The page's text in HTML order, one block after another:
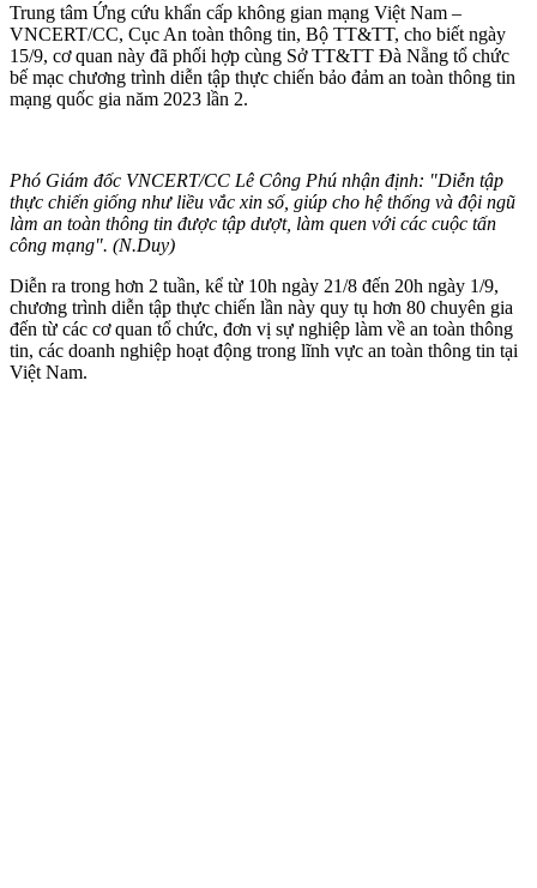
Trung tâm Ứng cứu khẩn cấp không gian mạng Việt Nam –
VNCERT/CC, Cục An toàn thông tin, Bộ TT&TT, cho biết ngày
15/9, cơ quan này đã phối hợp cùng Sở TT&TT Đà Nẵng tổ chức
bế mạc chương trình diễn tập thực chiến bảo đảm an toàn thông tin
mạng quốc gia năm 2023 lần 2.
Phó Giám đốc VNCERT/CC Lê Công Phú nhận định: "Diễn tập
thực chiến giống như liều vắc xin số, giúp cho hệ thống và đội ngũ
làm an toàn thông tin được tập dượt, làm quen với các cuộc tấn
công mạng". (N.Duy)
Diễn ra trong hơn 2 tuần, kể từ 10h ngày 21/8 đến 20h ngày 1/9,
chương trình diễn tập thực chiến lần này quy tụ hơn 80 chuyên gia
đến từ các cơ quan tổ chức, đơn vị sự nghiệp làm về an toàn thông
tin, các doanh nghiệp hoạt động trong lĩnh vực an toàn thông tin tại
Việt Nam.